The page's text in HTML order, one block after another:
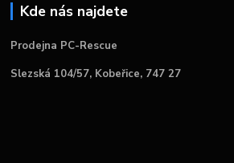
Kde nás najdete
Prodejna PC-Rescue
Slezská 104/57, Kobeřice, 747 27